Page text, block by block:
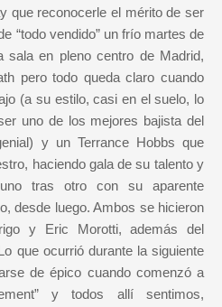
que reconocerle el mérito de ser
“todo vendido” un frío martes de
sala en pleno centro de Madrid,
pero todo queda claro cuando
(a su estilo, casi en el suelo, lo
uno de los mejores bajista del
y un Terrance Hobbs que
haciendo gala de su talento y
tras otro con su aparente
desde luego. Ambos se hicieron
y Eric Morotti, además del
que ocurrió durante la siguiente
de épico cuando comenzó a
y todos allí sentimos,